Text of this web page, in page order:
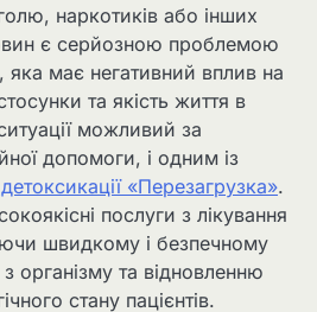
наркотиків або інших
є серйозною проблемою
має негативний вплив на
та якість життя в
можливий за
допомоги, і одним із
«Перезагрузка».
послуги з лікування
швидкому і безпечному
організму та відновленню
стану пацієнтів.